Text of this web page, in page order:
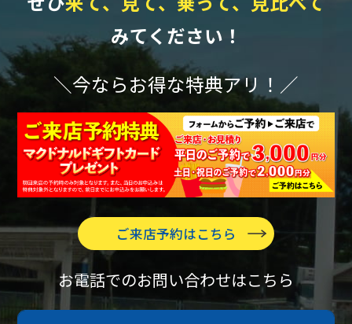
みてください！
＼今ならお得な特典アリ！／
ご来店予約はこちら
お電話でのお問い合わせはこちら